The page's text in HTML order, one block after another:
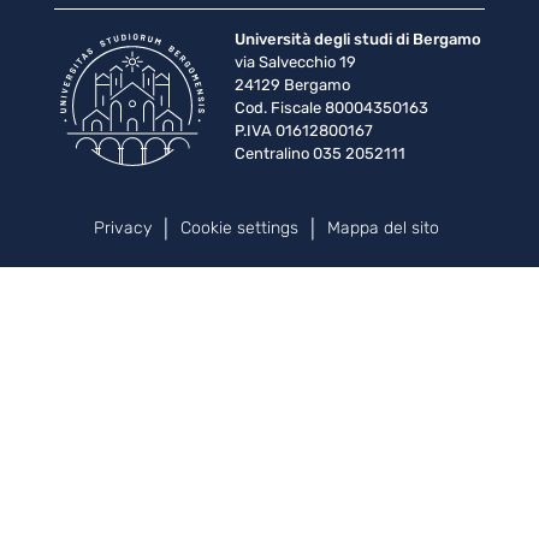
Università degli studi di Bergamo
via Salvecchio 19
24129 Bergamo
Cod. Fiscale 80004350163
P.IVA 01612800167
Centralino 035 2052111
Piè di pagina
Privacy Cookie settings Mappa del sito